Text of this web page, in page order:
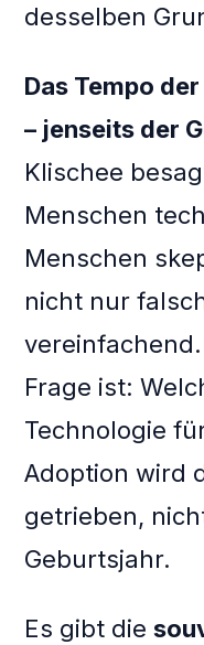
desselben
Das Tempo
– jenseits der
Klischee
Menschen
Menschen
nicht nur
Frage ist:
Technologie
Adoption wird
getrieben,
Geburtsjahr.
Es gibt die